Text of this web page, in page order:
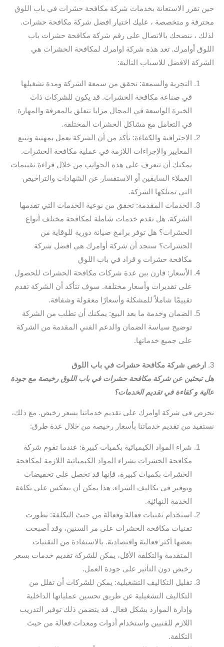
حين تقرر الاستعانة بخدمات شركة مكافحة حشرات في باب اللوق
محترفة و متخصصة ، عليك اختيار افضل شركة مكافحة حشرات.
لذلك ، ننصحك بالاتصال على رقم شركة مكافحة حشرات باب
اللوق أوامرك. تعد هذه شركة اوامرك لمكافحة الحشرات هي
الشركة الافضل للاسباب التالية:
التجربة والسمعة: تحقق من سمعة الشركة ومدة تشغيلها
في صناعة مكافحة الحشرات. قد يكون للشركات ذات
الخبرة الواسعة في المجال مزايا تتعلق بالمعرفة والمهارة
في التعامل مع مشاكل الحشرات المختلفة.
الاحترافية والكفاءة: تأكد من أن الشركة تعمل بمهنية وتتبع
المعايير والإجراءات اللازمة في عملية مكافحة الحشرات.
يمكنك أن تتعرف على هذه الجوانب من خلال قراءة تقييمات
العملاء السابقين أو الاستفسار عن الشهادات والتراخيص
التي تمتلكها الشركة.
الخدمات المقدمة: تحقق من نوعية الخدمات التي تقدمها
الشركة. هل تقدم خدمات شاملة لمكافحة مختلف أنواع
الحشرات؟ هل توفر برامج صيانة دورية للوقاية من
الحشرات؟ ستجد أن شركة أوامرك هي افضل شركة
مكافحة حشرات و قراد في باب اللوق
الأسعار: قارن بين عدة شركات مكافحة الحشرات للحصول
على تقديرات وأسعار مختلفة. سوف تتأكد أن الشركة تقدم
تقييمًا شاملاً للمشكلة وأسعارًا معقولة وشفافة.
الضمان وخدمة ما بعد البيع: يمكنك أن تطلب من الشركة
توضيح سياسة الضمان والدعم الفني المقدمة من الشركة
على جميع خدماتها.
3.
ارخص شركة مكافحة حشرات في باب اللوق
هل تبحثين عن شركة مكافحة حشرات في باب اللوق رخيصة مع جودة
عالية و كفاءة في تقديم الخدمات؟
نحرص في شركة اوامرك على تقديم خدماتنا بسعر رخيص. مع ذلك،
نستفيد من تقديم خدماتنا بأسعار رخيصة من خلال عدة طرق:
شراء المواد الكيميائية بكميات كبيرة: عندما تقوم شركة
مكافحة الحشرات بشراء المواد الكيميائية اللازمة لمكافحة
الحشرات بكميات كبيرة، فإنها قد تحصل على تخفيضات
وتوفير في تكاليف الشراء. هذا يمكن أن ينعكس على تكلفة
الخدمة النهائية.
استخدام تقنيات فعالة وفعالة من حيث التكلفة: تطورت
تقنيات مكافحة الحشرات على مر السنين، وقد أصبحت
بعضها أكثر فعالية واقتصادية. بالاستفادة من التقنيات
المتقدمة والتكلفة الأقل، يمكن للشركة تقديم خدمات بسعر
رخيص دون التأثير على جودة العمل.
تقليل التكاليف التشغيلية: يمكن للشركات أن تقلل من
التكاليف التشغيلية عن طريق تحسين عملياتها الداخلية
وإدارة الموارد بشكل فعال. قد يتضمن ذلك توفير التدريب
اللازم للفنيين واستخدام أدوات ومعدات فعالة من حيث
التكلفة.